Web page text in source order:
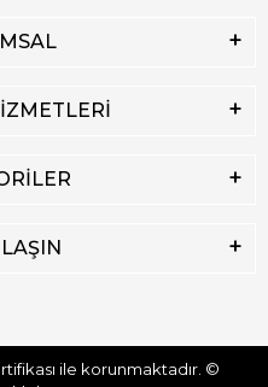
ile korunmaktadır. ©